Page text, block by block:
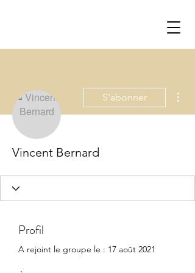
S'abonner
Vincent Bernard
Profil
A rejoint le groupe le : 17 août 2021